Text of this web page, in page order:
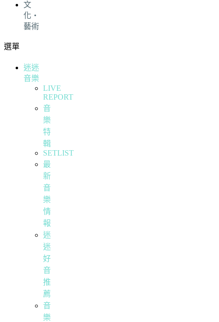
文
化・
藝術
選單
迷迷
音樂
LIVE
REPORT
音
樂
特
輯
SETLIST
最
新
音
樂
情
報
迷
迷
好
音
推
薦
音
樂